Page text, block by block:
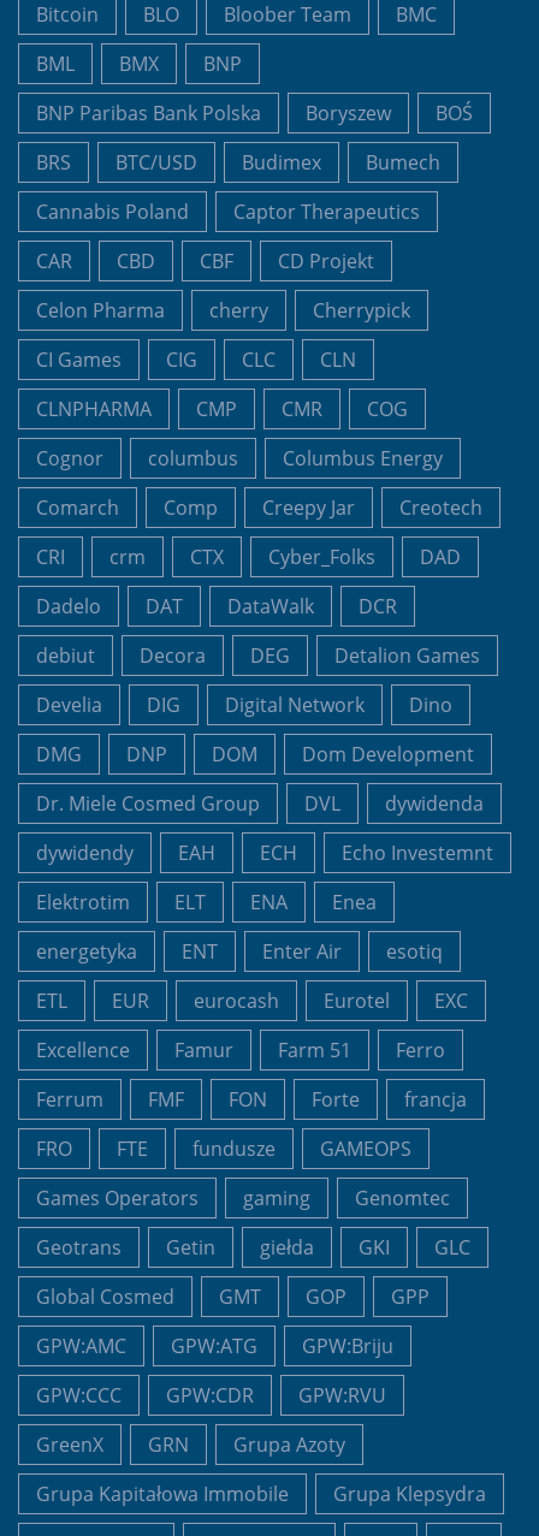
Bitcoin
BLO Bloober Team
BMC
BML
BMX
BNP
BNP Paribas Bank Polska
Boryszew
BOŚ
BRS
BTC/USD Budimex
Bumech
Cannabis Poland
Captor Therapeutics
CAR
CBD CBF
CD Projekt
Celon Pharma
cherry
Cherrypick
CI Games
CIG CLC
CLN
CLNPHARMA
CMP CMR
COG
Cognor
columbus
Columbus Energy
Comarch
Comp Creepy Jar
Creotech
CRI
crm CTX Cyber_Folks
DAD
Dadelo
DAT DataWalk
DCR
debiut
Decora DEG
Detalion Games
Develia
DIG Digital Network
Dino
DMG
DNP DOM
Dom Development
Dr. Miele Cosmed Group
DVL
dywidenda
dywidendy
EAH ECH
Echo Investemnt
Elektrotim
ELT ENA
Enea
energetyka
ENT Enter Air
esotiq
ETL
EUR eurocash Eurotel
EXC
Excellence
Famur Farm 51
Ferro
Ferrum
FMF FON Forte
francja
FRO
FTE fundusze
GAMEOPS
Games Operators
gaming
Genomtec
Geotrans
Getin giełda GKI
GLC
Global Cosmed
GMT GOP
GPP
GPW:AMC
GPW:ATG
GPW:Briju
GPW:CCC
GPW:CDR
GPW:RVU
GreenX
GRN
Grupa Azoty
Grupa Kapitałowa Immobile
Grupa Klepsydra